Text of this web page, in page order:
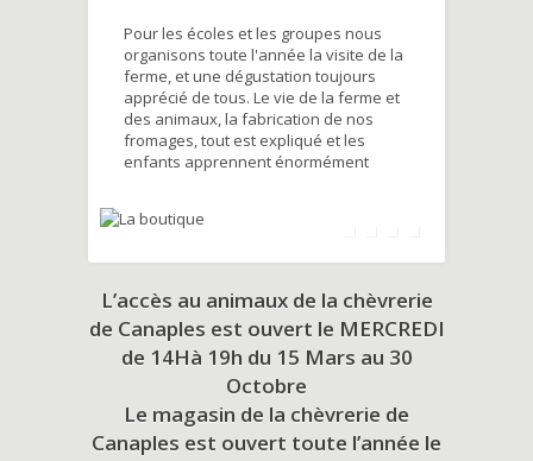
Pour les écoles et les groupes nous
organisons toute l'année la visite de la
ferme, et une dégustation toujours
apprécié de tous. Le vie de la ferme et
des animaux, la fabrication de nos
fromages, tout est expliqué et les
enfants apprennent énormément
L’accès au animaux de la chèvrerie
de Canaples est ouvert le MERCREDI
de 14Hà 19h du 15 Mars au 30
Octobre
Le magasin de la chèvrerie de
Canaples est ouvert toute l’année le